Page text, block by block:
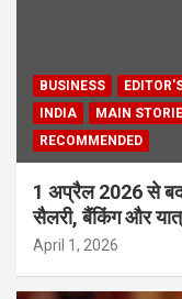
BUSINESS
INDIA
MAIN
RECOMMENDED
1 अप्रैल 2026 से
सैलरी, बैंकिंग और
April 1, 2026